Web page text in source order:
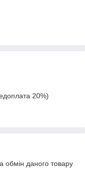
20%)
обмін даного товару